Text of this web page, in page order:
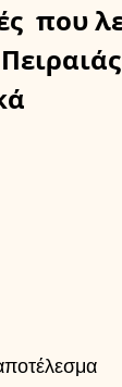
που
Πειραιάς